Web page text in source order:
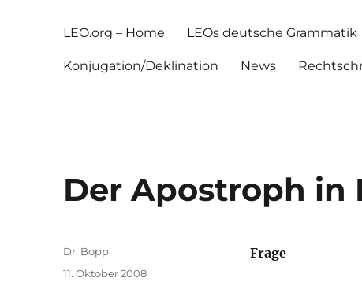
LEO.org – Home LEOs deutsche Grammatik
Konjugation/Deklination News
Der Apostroph in
Frage
Autor
Dr. Bopp
Veröffentlicht
11. Oktober 2008